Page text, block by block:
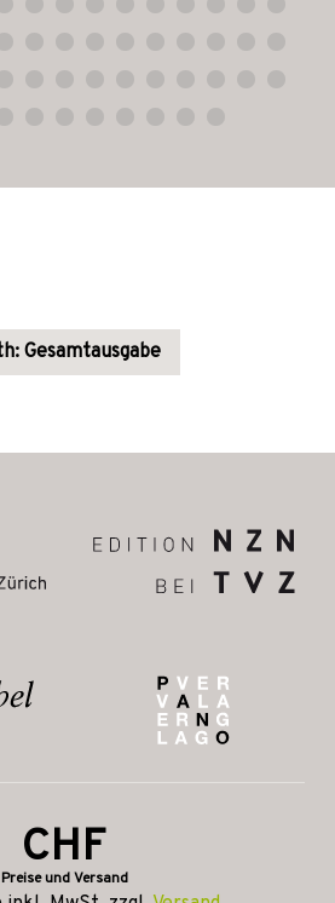
Gesamtausgabe
CHF
Preise und Versand